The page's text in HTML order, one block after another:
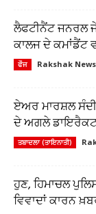
ਲੈਫਟੀਨੈਂਟ ਜਨਰਲ
ਕਾਲਜ ਦੇ ਕਮਾਂਡੈਂਟ
ਫੌਜ Rakshak News
ਏਅਰ ਮਾਰਸ਼ਲ
ਦੇ ਅਗਲੇ
ਤਬਾਦਲਾ (ਤਾਇਨਾਤੀ)
ਹੁਣ, ਹਿਮਾਚਲ
ਵਿਵਾਦਾਂ ਕਾਰਨ